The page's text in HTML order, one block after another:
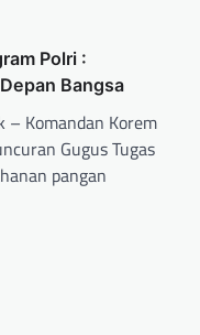
Polri :
Bangsa
– Komandan Korem
Gugus Tugas
pangan